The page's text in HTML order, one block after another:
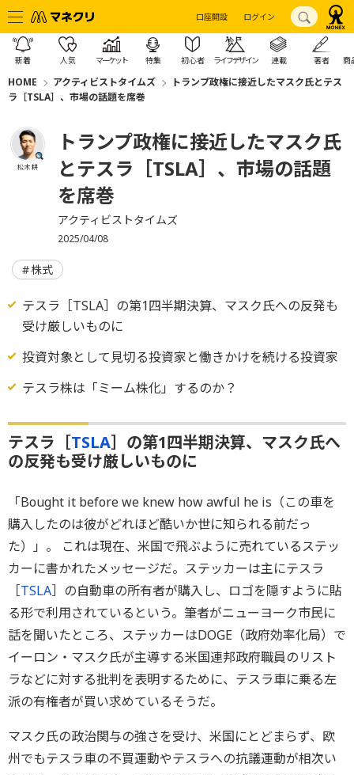
口座開設 ログイン
新着 人気 マーケット 特集 初心者 ライフデザイン 連載 著者 商
HOME アクティビストタイムズ
トランプ政権に接近したマスク氏とテス
ラ［TSLA］、市場の話題を席巻
松木 耕
トランプ政権に接近したマスク氏
とテスラ［TSLA］、市場の話題
を席巻
アクティビストタイムズ
2025/04/08
株式
テスラ［TSLA］の第1四半期決算、マスク氏への反発も
受け厳しいものに
投資対象として見切る投資家と働きかけを続ける投資家
テスラ株は「ミーム株化」するのか？
テスラ［TSLA］の第1四半期決算、マスク氏へ
の反発も受け厳しいものに
「Bought it before we knew how awful he is（この車を
購入したのは彼がどれほど酷いか世に知られる前だっ
た）」。 これは現在、米国で飛ぶように売れているステッ
カーに書かれたメッセージだ。ステッカーは主にテスラ
［TSLA］の自動車の所有者が購入し、ロゴを隠すように貼
る形で利用されているという。筆者がニューヨーク市民に
話を聞いたところ、ステッカーはDOGE（政府効率化局）で
イーロン・マスク氏が主導する米国連邦政府職員のリスト
ラなどに対する批判を表明するために、テスラ車に乗る左
派の有権者が買い求めているそうだ。
マスク氏の政治関与の強さを受け、米国にとどまらず、欧
州でもテスラ車の不買運動やテスラへの抗議運動が相次い